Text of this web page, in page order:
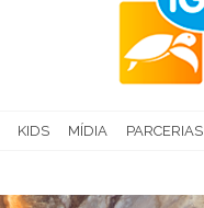
KIDS MÍDIA PARCERIAS